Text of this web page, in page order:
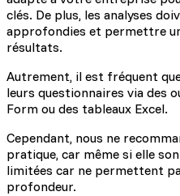
clés. De plus, les analyses
approfondies et permettre
résultats.
Autrement, il est fréquent
leurs questionnaires via des
Form ou des tableaux Excel.
Cependant, nous ne
pratique, car même si elle
limitées car ne permettent
profondeur.